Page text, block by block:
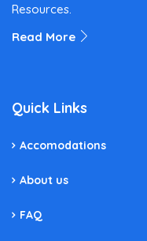
Resources.
Read More
Quick Links
Accomodations
About us
FAQ